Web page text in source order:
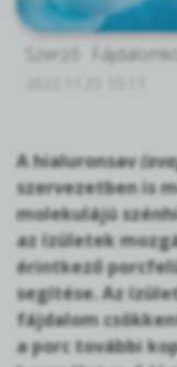
Szerző:
A hialuronsav
szervezetben is
molekulájú
az ízületek
érintkező
segítése. Az
fájdalom
a porc további